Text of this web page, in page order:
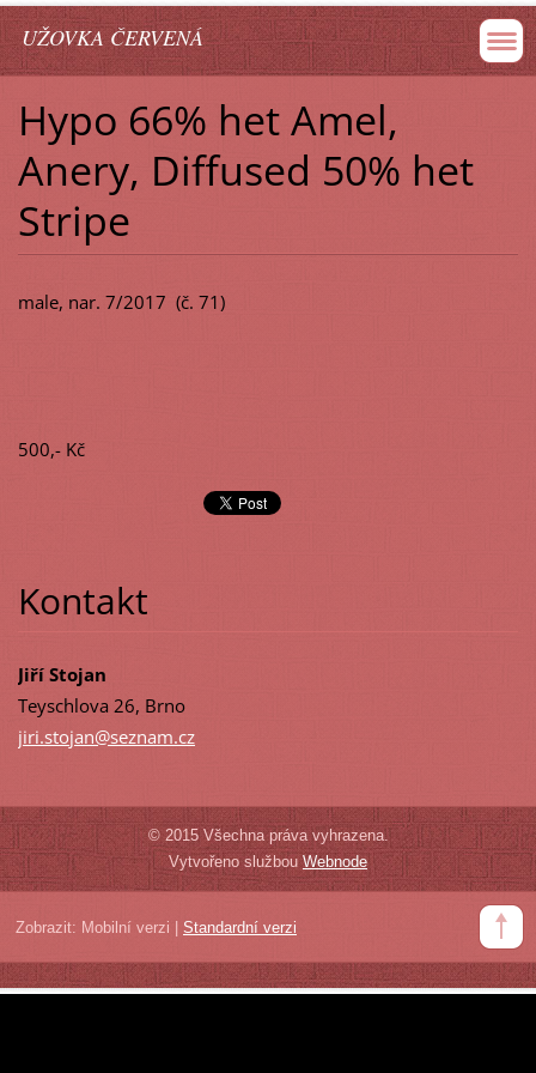
UŽOVKA ČERVENÁ
Hypo 66% het Amel,
Anery, Diffused 50% het
Stripe
male, nar. 7/2017 (č. 71)
500,- Kč
Kontakt
Jiří Stojan
Teyschlova 26, Brno
jiri.stojan@seznam.cz
© 2015 Všechna práva vyhrazena.
Vytvořeno službouWebnode
Zobrazit: Mobilní verzi Standardní verzi